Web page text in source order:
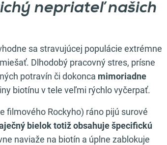
nepriateľ našich
sa stravujúcej populácie extrémne
Dlhodobý pracovný stres, prísne
potravín či dokonca mimoriadne
biotínu v tele veľmi rýchlo vyčerpať.
filmového Rockyho) ráno pijú surové
bielok totiž obsahuje špecifickú
naviaže na biotín a úplne zablokuje